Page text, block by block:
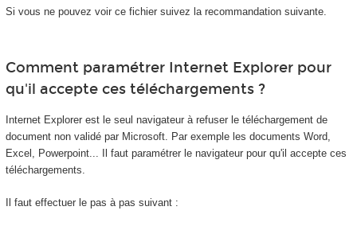
Si vous ne pouvez voir ce fichier suivez la recommandation suivante.
Comment paramétrer Internet Explorer pour
qu'il accepte ces téléchargements ?
Internet Explorer est le seul navigateur à refuser le téléchargement de
document non validé par Microsoft. Par exemple les documents Word,
Excel, Powerpoint... Il faut paramétrer le navigateur pour qu'il accepte ces
téléchargements.
Il faut effectuer le pas à pas suivant :